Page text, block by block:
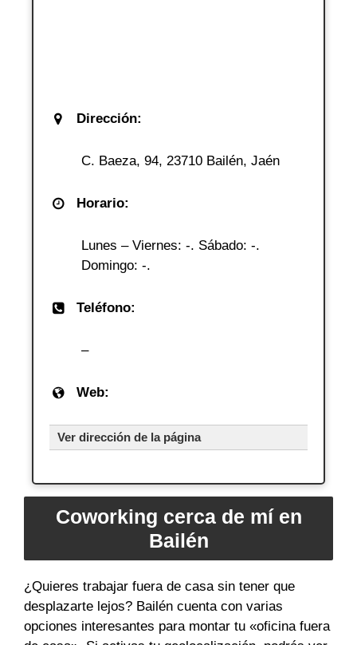
Dirección:
C. Baeza, 94, 23710 Bailén, Jaén
Horario:
Lunes – Viernes: -. Sábado: -.
Domingo: -.
Teléfono:
–
Web:
Ver dirección de la página
Coworking cerca de mí en
Bailén
¿Quieres trabajar fuera de casa sin tener que
desplazarte lejos? Bailén cuenta con varias
opciones interesantes para montar tu «oficina fuera